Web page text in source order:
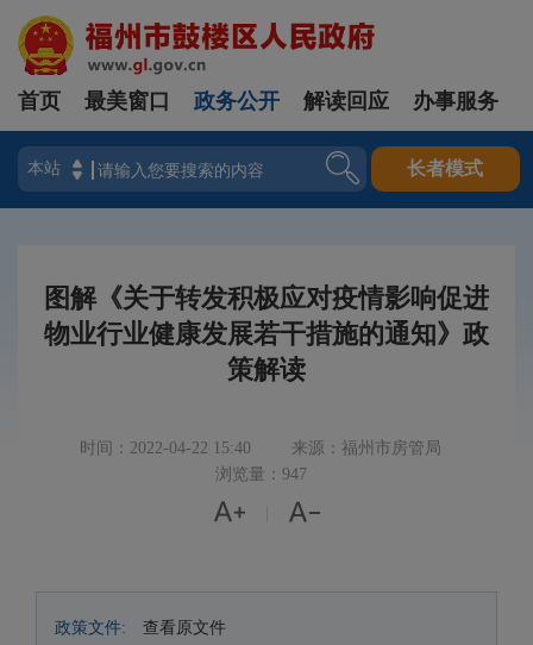
登录
首页 最美窗口 政务公开 解读回应 办事服务
长者模式
图解《关于转发积极应对疫情影响促进
物业行业健康发展若干措施的通知》政
策解读
时间：2022-04-22 15:40
来源：福州市房管局
浏览量：947
 
政策文件: 查看原文件